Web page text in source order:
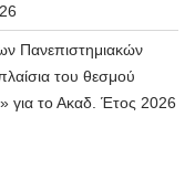
Πανεπιστημιακών
του θεσμού
για το Ακαδ. Έτος 2026